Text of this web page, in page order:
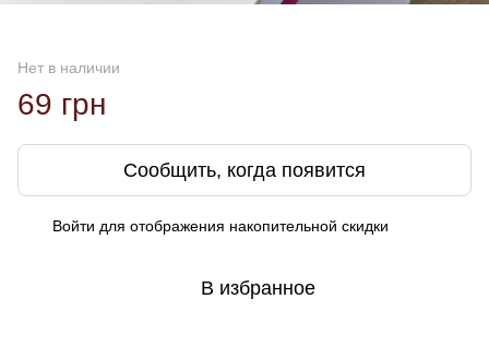
Нет в наличии
69 грн
Сообщить, когда появится
Войти для отображения накопительной скидки
В избранное